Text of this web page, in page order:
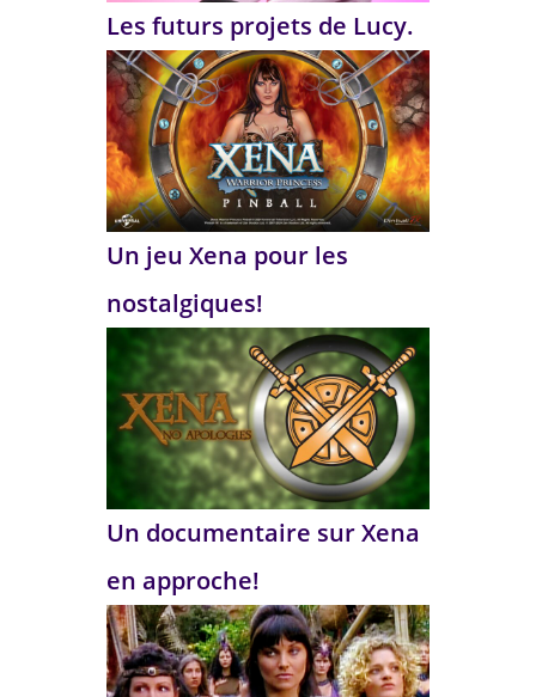
Les futurs projets de Lucy.
Un jeu Xena pour les
nostalgiques!
Un documentaire sur Xena
en approche!